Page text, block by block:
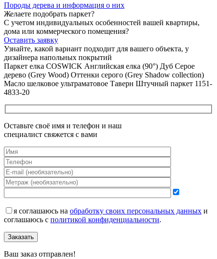
Породы дерева и информация о них
Желаете подобрать паркет?
С учетом индивидуальных особенностей вашей квартиры,
дома или коммерческого помещения?
Оставить заявку
Узнайте, какой вариант подходит для вашего объекта, у
дизайнера напольных покрытий
Паркет елка COSWICK Английская елка (90°) Дуб Серое
дерево (Grey Wood) Оттенки серого (Grеy Shadow collection)
Масло шелковое ультраматовое Таверн Штучный паркет 1151-
4833-20
Оставьте своё имя и телефон и наш
специалист свяжется с вами
я соглашаюсь на обработку своих персональных данных и
соглашаюсь с политикой конфиденциальности.
Заказать
Ваш заказ отправлен!